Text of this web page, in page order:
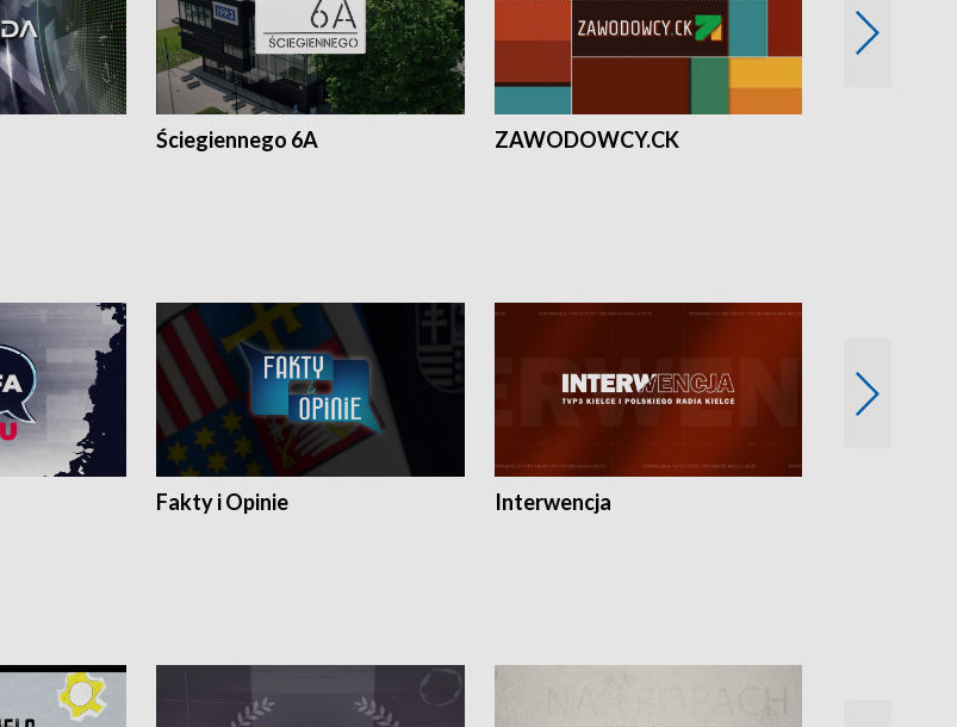
Ściegiennego 6A ZAWODOWCY.CK
Fakty i Opinie Interwencja